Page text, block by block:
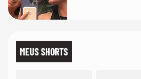
MEUS SHORTS